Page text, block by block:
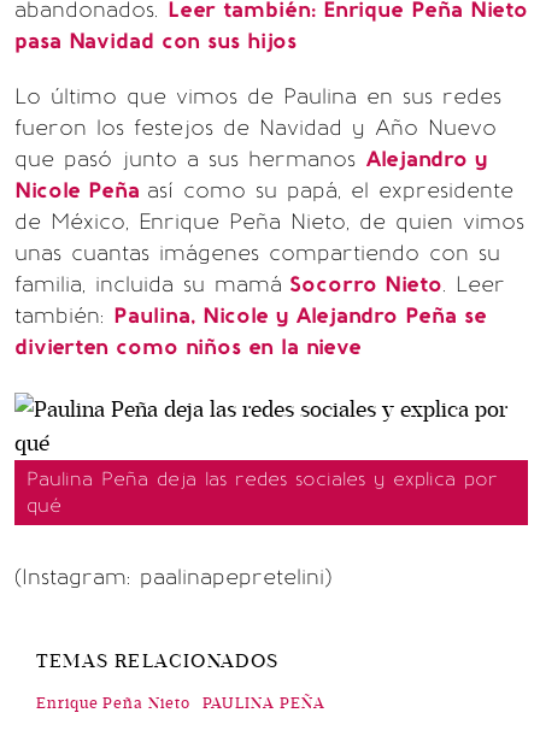
abandonados. Leer también: Enrique Peña Nieto
pasa Navidad con sus hijos
Lo último que vimos de Paulina en sus redes
fueron los festejos de Navidad y Año Nuevo
que pasó junto a sus hermanos Alejandro y
Nicole Peña así como su papá, el expresidente
de México, Enrique Peña Nieto, de quien vimos
unas cuantas imágenes compartiendo con su
familia, incluida su mamá Socorro Nieto. Leer
también: Paulina, Nicole y Alejandro Peña se
divierten como niños en la nieve
Paulina Peña deja las redes sociales y explica por
qué
(Instagram: paalinapepretelini)
TEMAS RELACIONADOS
Enrique Peña Nieto PAULINA PEÑA